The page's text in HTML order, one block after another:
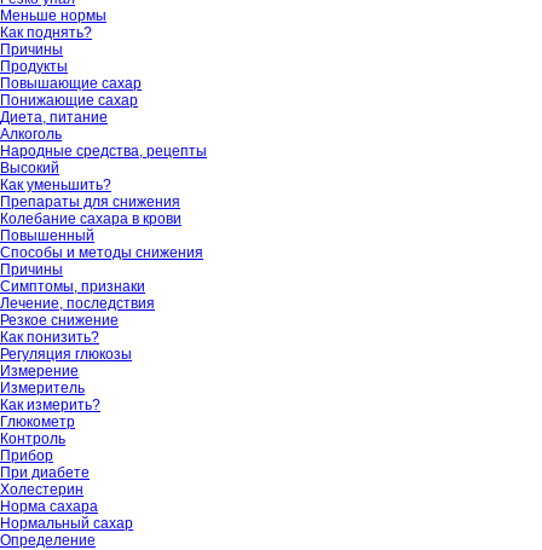
Меньше нормы
Как поднять?
Причины
Продукты
Повышающие сахар
Понижающие сахар
Диета, питание
Алкоголь
Народные средства, рецепты
Высокий
Как уменьшить?
Препараты для снижения
Колебание сахара в крови
Повышенный
Способы и методы снижения
Причины
Симптомы, признаки
Лечение, последствия
Резкое снижение
Как понизить?
Регуляция глюкозы
Измерение
Измеритель
Как измерить?
Глюкометр
Контроль
Прибор
При диабете
Холестерин
Норма сахара
Нормальный сахар
Определение